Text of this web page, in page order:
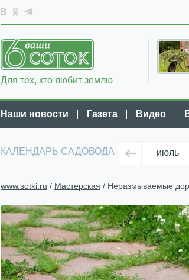
Для тех, кто любит землю
Наши новости Газета Видео
КАЛЕНДАРЬ САДОВОДА июль
www.sotki.ru / Мастерская / Неразмываемые